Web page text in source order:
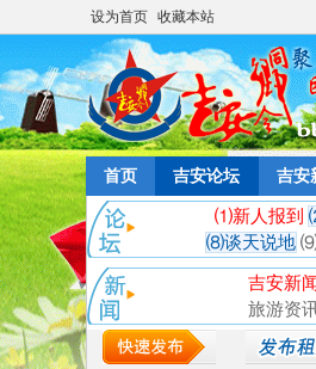
设为首页 收藏本站
首页 吉安论坛 吉安
⑴新人报到
⑻谈天说地 ⑼
吉安新闻
旅游资